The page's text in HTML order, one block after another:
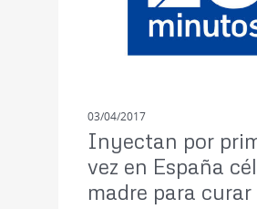
03/04/2017
Inyectan por
vez en España
madre para curar